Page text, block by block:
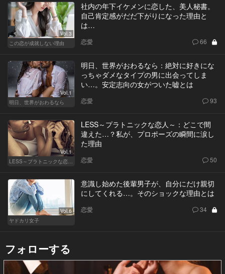
Vol.3
この恋が成就しない理由
社内の年下イケメンに恋した、美人秘書。
自己肯定感がだだ下がりになった理由と
は…
恋愛 66
Vol.1
明日、世界がおわるなら
明日、世界がおわるなら：絶対に好きにな
っちゃダメなタイプの男に出会ってしま
い…。安定志向の女がついた嘘とは
恋愛 93
Vol.1
LESS～プラトニックな恋人～：どこで間
違えた…？私が、プロポーズの瞬間に涙し
た理由
恋愛 50
Vol.6
ヤドカリ女子
意識し始めた後輩男子が、自分にだけ親切
にしてくれる…。そのショックな理由とは
恋愛 34
フォローする